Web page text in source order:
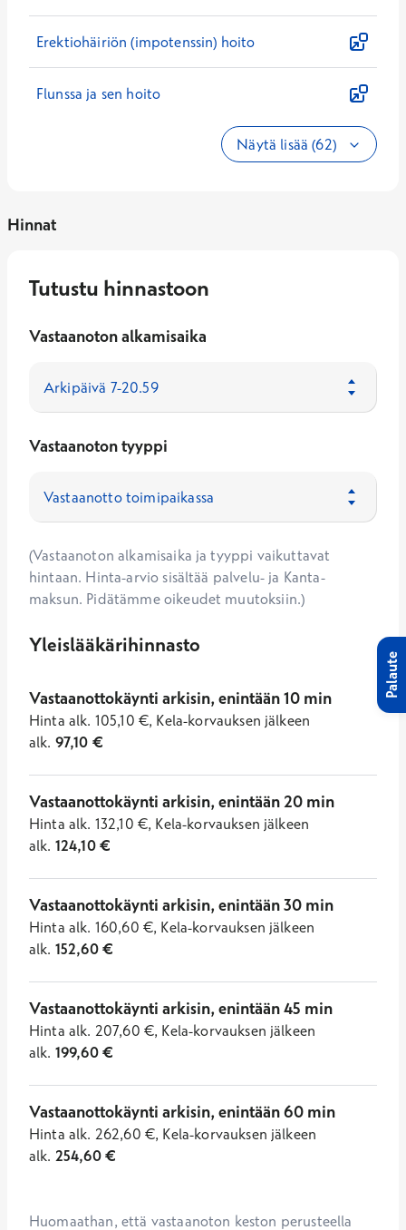
Erektiohäiriön (impotenssin) hoito
Flunssa ja sen hoito
Näytä lisää (62)
Hinnat
Tutustu hinnastoon
Vastaanoton alkamisaika
Vastaanoton tyyppi
(Vastaanoton alkamisaika ja tyyppi vaikuttavat
hintaan. Hinta-arvio sisältää palvelu- ja Kanta-
maksun. Pidätämme oikeudet muutoksiin.)
Yleislääkärihinnasto
Vastaanottokäynti arkisin, enintään 10 min
Hinta alk. 105,10 €, Kela-korvauksen jälkeen
alk. 97,10 €
Vastaanottokäynti arkisin, enintään 20 min
Hinta alk. 132,10 €, Kela-korvauksen jälkeen
alk. 124,10€
Vastaanottokäynti arkisin, enintään 30 min
Hinta alk. 160,60 €, Kela-korvauksen jälkeen
alk. 152,60€
Vastaanottokäynti arkisin, enintään 45 min
Hinta alk. 207,60 €, Kela-korvauksen jälkeen
alk. 199,60€
Vastaanottokäynti arkisin, enintään 60 min
Hinta alk. 262,60 €, Kela-korvauksen jälkeen
alk. 254,60€
Huomaathan, että vastaanoton keston perusteella
Palaute